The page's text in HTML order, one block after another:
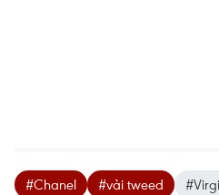
#Chanel #vải tweed